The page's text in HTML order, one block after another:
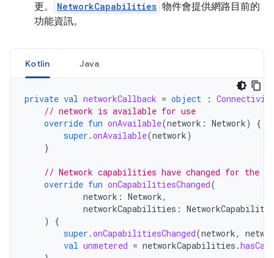
更。
NetworkCapabilities 物件會提供網路目前的
功能資訊。
Kotlin Java
private val networkCallback = object :
// network is available for use
override fun onAvailable(network : Network)
{
super .onAvailable(network)
}
// Network capabilities have changed for the
override fun onCapabilitiesChanged(
network : Network,
networkCapabilities :
)
{
super .onCapabilitiesChanged(network,
val unmetered = networkCapabilities .